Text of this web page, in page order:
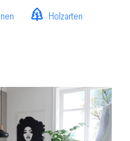
Holzarten